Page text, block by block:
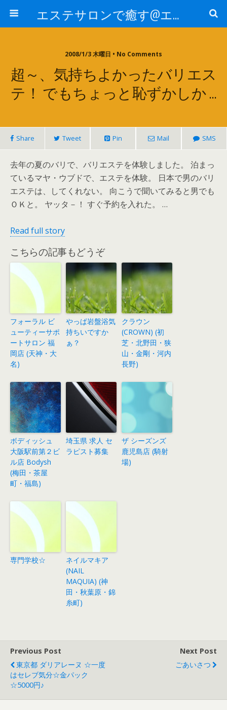
エステサロンで癒す@エステ～全国エステ情報
2008/1/3 木曜日 • No Comments
超～、気持ちよかったバリエス
テ！ でもちょっと恥ずかしか …
Share Tweet Pin Mail SMS
去年の夏のバリで、バリエステを体験しました。 泊まっ
ているマヤ・ウブドで、エステを体験。 日本で男のバリ
エステは、してくれない。 向こうで聞いてみると男でも
ＯＫと。 ヤッタ－！ すぐ予約を入れた。 …
Read full story
こちらの記事もどうぞ
フォーラル ビ
ューティーサポ
ートサロン 福
岡店 (天神・大
名)
やっぱ岩盤浴気
持ちいですか
ぁ？
クラウン
(CROWN) (初
芝・北野田・狭
山・金剛・河内
長野)
ボディッシュ
大阪駅前第２ビ
ル店 Bodysh
(梅田・茶屋
町・福島)
埼玉県 求人 セ
ラピスト募集
ザ シーズンズ
鹿児島店 (騎射
場)
専門学校☆
ネイルマキア
(NAIL
MAQUIA) (神
田・秋葉原・錦
糸町)
Previous Post
東京都 ダリアレーヌ ☆一度
はセレブ気分☆金パック
☆5000円♪
Next Post
ごあいさつ